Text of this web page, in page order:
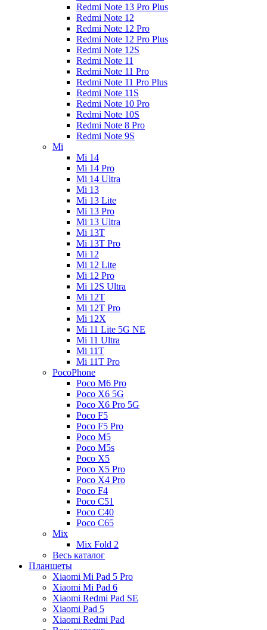
Redmi Note 13 Pro Plus
Redmi Note 12
Redmi Note 12 Pro
Redmi Note 12 Pro Plus
Redmi Note 12S
Redmi Note 11
Redmi Note 11 Pro
Redmi Note 11 Pro Plus
Redmi Note 11S
Redmi Note 10 Pro
Redmi Note 10S
Redmi Note 8 Pro
Redmi Note 9S
Mi
Mi 14
Mi 14 Pro
Mi 14 Ultra
Mi 13
Mi 13 Lite
Mi 13 Pro
Mi 13 Ultra
Mi 13T
Mi 13T Pro
Mi 12
Mi 12 Lite
Mi 12 Pro
Mi 12S Ultra
Mi 12T
Mi 12T Pro
Mi 12X
Mi 11 Lite 5G NE
Mi 11 Ultra
Mi 11T
Mi 11T Pro
PocoPhone
Poco M6 Pro
Poco X6 5G
Poco X6 Pro 5G
Poco F5
Poco F5 Pro
Poco M5
Poco M5s
Poco X5
Poco X5 Pro
Poco X4 Pro
Poco F4
Poco C51
Poco C40
Poco C65
Mix
Mix Fold 2
Весь каталог
Планшеты
Xiaomi Mi Pad 5 Pro
Xiaomi Mi Pad 6
Xiaomi Redmi Pad SE
Xiaomi Pad 5
Xiaomi Redmi Pad